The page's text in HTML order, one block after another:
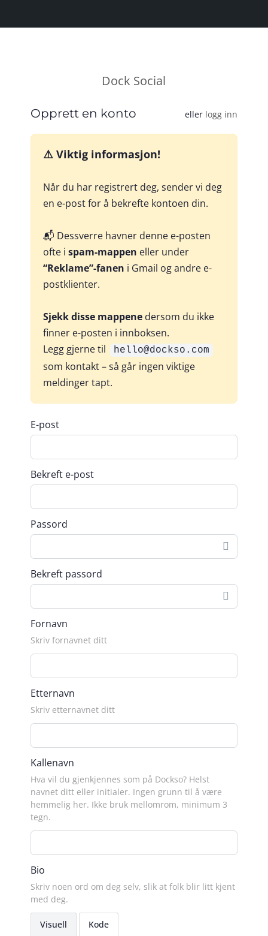
Dock Social
Opprett en konto eller logg inn
⚠️ Viktig informasjon!
Når du har registrert deg, sender vi deg
en e-post for å bekrefte kontoen din.
📬 Dessverre havner denne e-posten
ofte i spam-mappen eller under
“Reklame”-fanen i Gmail og andre e-
postklienter.
Sjekk disse mappenedersom du ikke
finner e-posten i innboksen.
Legg gjerne til
hello@dockso.com
som kontakt – så går ingen viktige
meldinger tapt.
E-post
Bekreft e-post
Passord
Bekreft passord
Fornavn
Skriv fornavnet ditt
Etternavn
Skriv etternavnet ditt
Kallenavn
Hva vil du gjenkjennes som på Dockso? Helst
navnet ditt eller initialer. Ingen grunn til å være
hemmelig her. Ikke bruk mellomrom, minimum 3
tegn.
Bio
Skriv noen ord om deg selv, slik at folk blir litt kjent
med deg.
Visuell Kode